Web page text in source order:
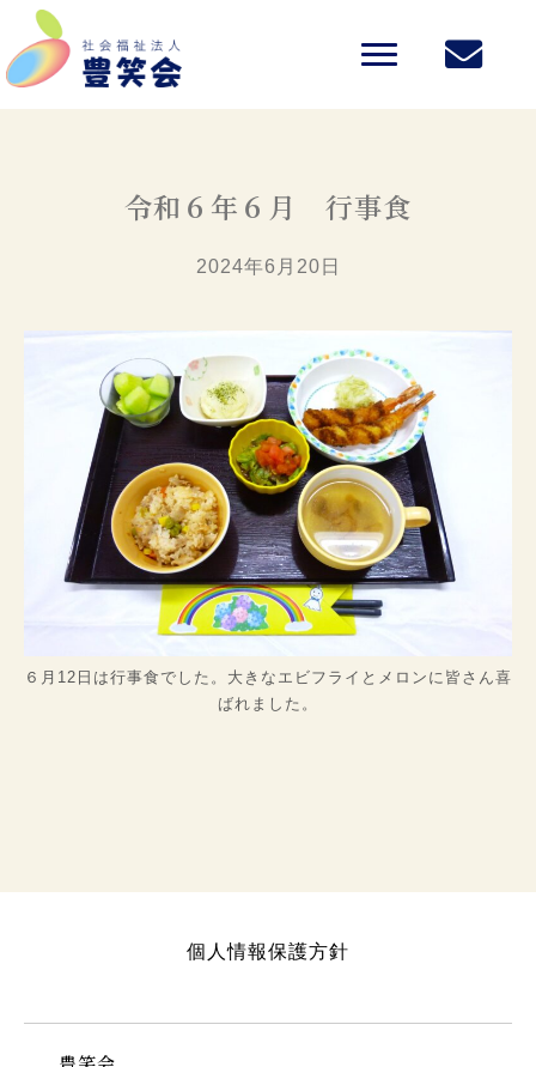
令和６年６月 行事食
2024年6月20日
６月12日は行事食でした。大きなエビフライとメロンに皆さん喜
ばれました。
個人情報保護方針